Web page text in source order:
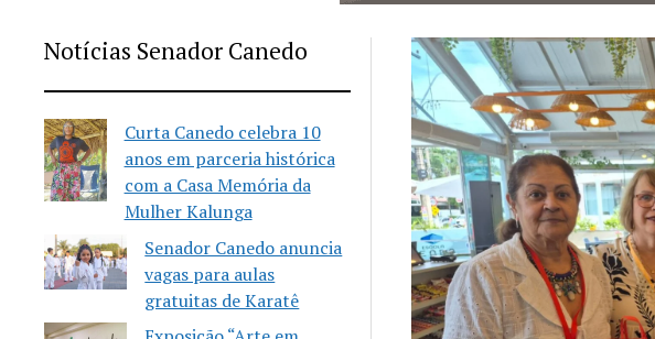
Notícias Senador Canedo
Curta Canedo celebra 10
anos em parceria histórica
com a Casa Memória da
Mulher Kalunga
Senador Canedo anuncia
vagas para aulas
gratuitas de Karatê